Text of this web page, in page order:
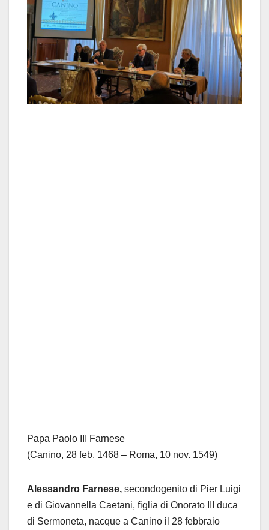
Papa Paolo III Farnese
(Canino, 28 feb. 1468 – Roma, 10 nov. 1549)
Alessandro Farnese, secondogenito di Pier Luigi
e di Giovannella Caetani, figlia di Onorato III duca
di Sermoneta, nacque a Canino il 28 febbraio